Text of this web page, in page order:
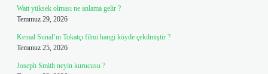
Watt yüksek olması ne anlama gelir ?
Temmuz 29, 2026
Kemal Sunal’ın Tokatçı filmi hangi köyde çekilmiştir ?
Temmuz 25, 2026
Joseph Smith neyin kurucusu ?